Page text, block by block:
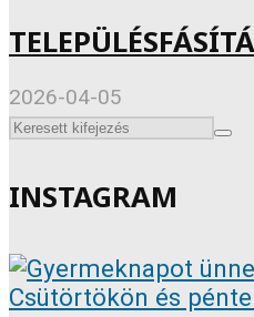
2026-04-05
INSTAGRAM